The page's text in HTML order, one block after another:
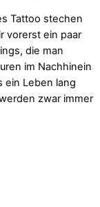
Tattoo stechen
vorerst ein paar
die man
im Nachhinein
ein Leben lang
zwar immer